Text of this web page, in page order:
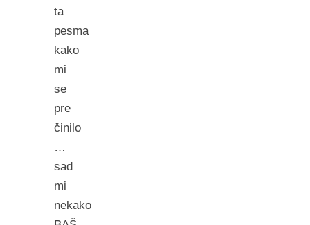
ta
pesma
kako
mi
se
pre
činilo
…
sad
mi
nekako